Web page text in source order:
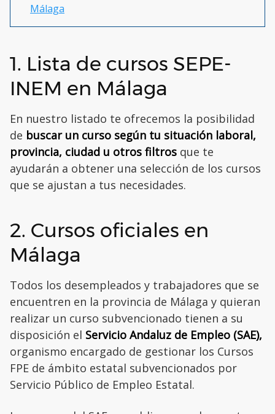
Málaga
1. Lista de cursos SEPE-
INEM en Málaga
En nuestro listado te ofrecemos la posibilidad
de buscar un curso según tu situación laboral,
provincia, ciudad u otros filtros que te
ayudarán a obtener una selección de los cursos
que se ajustan a tus necesidades.
2. Cursos oficiales en
Málaga
Todos los desempleados y trabajadores que se
encuentren en la provincia de Málaga y quieran
realizar un curso subvencionado tienen a su
disposición el Servicio Andaluz de Empleo (SAE),
organismo encargado de gestionar los Cursos
FPE de ámbito estatal subvencionados por
Servicio Público de Empleo Estatal.